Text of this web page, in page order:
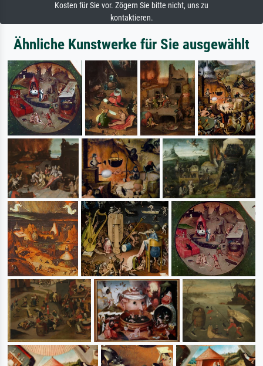
Kosten für Sie vor. Zögern Sie bitte nicht, uns zu
kontaktieren.
Ähnliche Kunstwerke für Sie ausgewählt